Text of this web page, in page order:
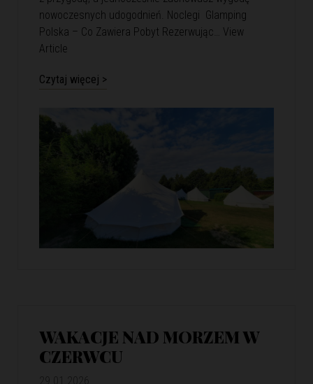
nowoczesnych udogodnień. Noclegi Glamping
Polska – Co Zawiera Pobyt Rezerwując… View
Article
Czytaj więcej >
WAKACJE NAD MORZEM W
CZERWCU